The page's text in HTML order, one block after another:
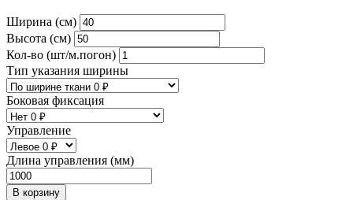
Ширина (см)
Высота (см)
Кол-во (шт/м.погон)
Тип указания ширины
Боковая фиксация
Управление
Длина управления (мм)
В корзину